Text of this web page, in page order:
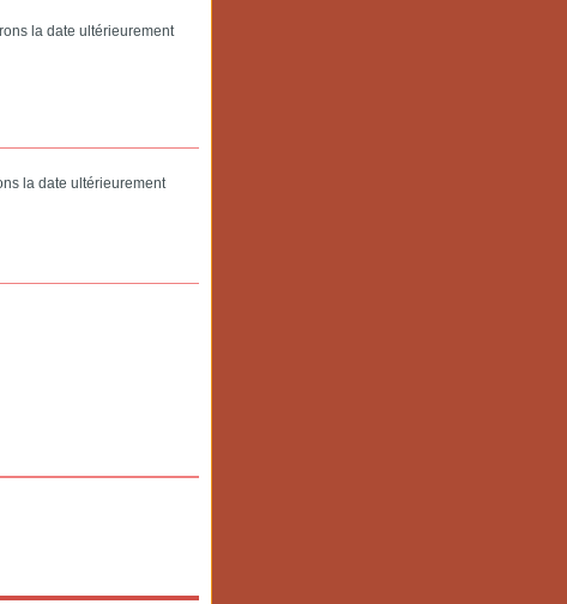
la date ultérieurement
la date ultérieurement